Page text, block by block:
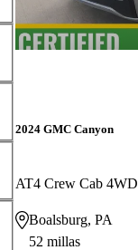
2024 GMC Canyon
AT4 Crew Cab 4WD
Boalsburg, PA
52 millas